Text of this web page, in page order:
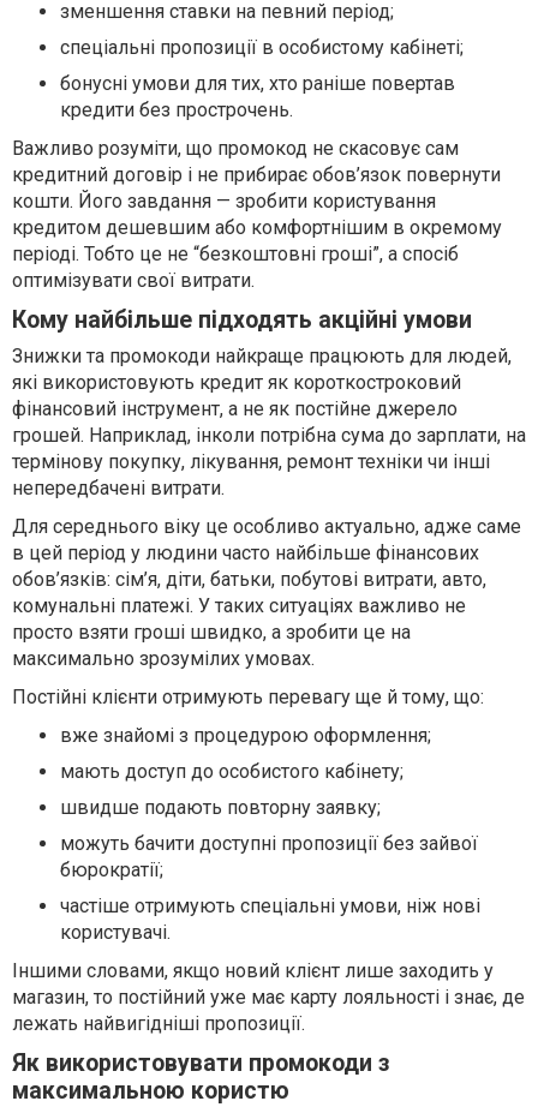
зменшення ставки на певний період;
спеціальні пропозиції в особистому кабінеті;
бонусні умови для тих, хто раніше повертав
кредити без прострочень.
Важливо розуміти, що промокод не скасовує сам
кредитний договір і не прибирає обов’язок повернути
кошти. Його завдання — зробити користування
кредитом дешевшим або комфортнішим в окремому
періоді. Тобто це не “безкоштовні гроші”, а спосіб
оптимізувати свої витрати.
Кому найбільше підходять акційні умови
Знижки та промокоди найкраще працюють для людей,
які використовують кредит як короткостроковий
фінансовий інструмент, а не як постійне джерело
грошей. Наприклад, інколи потрібна сума до зарплати, на
термінову покупку, лікування, ремонт техніки чи інші
непередбачені витрати.
Для середнього віку це особливо актуально, адже саме
в цей період у людини часто найбільше фінансових
обов’язків: сім’я, діти, батьки, побутові витрати, авто,
комунальні платежі. У таких ситуаціях важливо не
просто взяти гроші швидко, а зробити це на
максимально зрозумілих умовах.
Постійні клієнти отримують перевагу ще й тому, що:
вже знайомі з процедурою оформлення;
мають доступ до особистого кабінету;
швидше подають повторну заявку;
можуть бачити доступні пропозиції без зайвої
бюрократії;
частіше отримують спеціальні умови, ніж нові
користувачі.
Іншими словами, якщо новий клієнт лише заходить у
магазин, то постійний уже має карту лояльності і знає, де
лежать найвигідніші пропозиції.
Як використовувати промокоди з
максимальною користю